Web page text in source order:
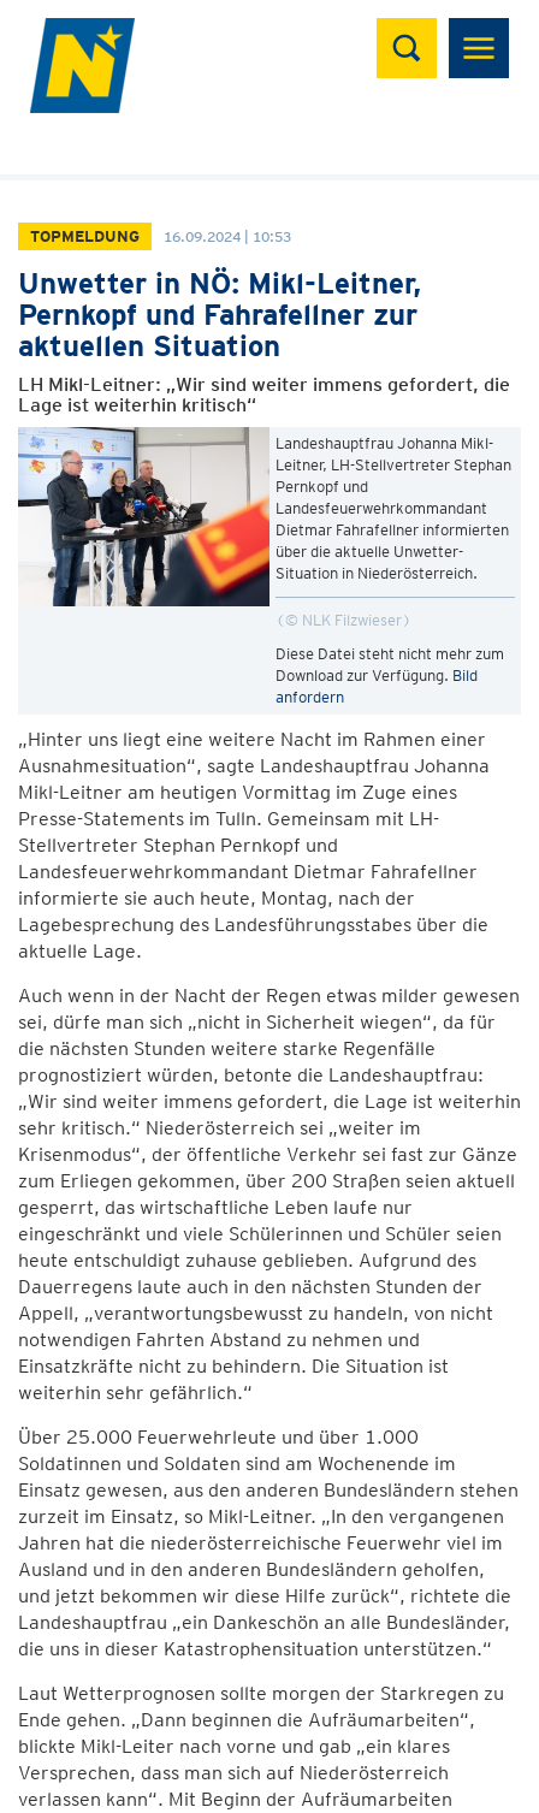
Suchen
TOPMELDUNG 16.09.2024 | 10:53
Unwetter in NÖ: Mikl-Leitner,
Pernkopf und Fahrafellner zur
aktuellen Situation
LH Mikl-Leitner: „Wir sind weiter immens gefordert, die
Lage ist weiterhin kritisch“
Landeshauptfrau Johanna Mikl-
Leitner, LH-Stellvertreter Stephan
Pernkopf und
Landesfeuerwehrkommandant
Dietmar Fahrafellner informierten
über die aktuelle Unwetter-
Situation in Niederösterreich.
© NLK Filzwieser
Diese Datei steht nicht mehr zum
Download zur Verfügung. Bild
anfordern
„Hinter uns liegt eine weitere Nacht im Rahmen einer
Ausnahmesituation“, sagte Landeshauptfrau Johanna
Mikl-Leitner am heutigen Vormittag im Zuge eines
Presse-Statements im Tulln. Gemeinsam mit LH-
Stellvertreter Stephan Pernkopf und
Landesfeuerwehrkommandant Dietmar Fahrafellner
informierte sie auch heute, Montag, nach der
Lagebesprechung des Landesführungsstabes über die
aktuelle Lage.
Auch wenn in der Nacht der Regen etwas milder gewesen
sei, dürfe man sich „nicht in Sicherheit wiegen“, da für
die nächsten Stunden weitere starke Regenfälle
prognostiziert würden, betonte die Landeshauptfrau:
„Wir sind weiter immens gefordert, die Lage ist weiterhin
sehr kritisch.“ Niederösterreich sei „weiter im
Krisenmodus“, der öffentliche Verkehr sei fast zur Gänze
zum Erliegen gekommen, über 200 Straßen seien aktuell
gesperrt, das wirtschaftliche Leben laufe nur
eingeschränkt und viele Schülerinnen und Schüler seien
heute entschuldigt zuhause geblieben. Aufgrund des
Dauerregens laute auch in den nächsten Stunden der
Appell, „verantwortungsbewusst zu handeln, von nicht
notwendigen Fahrten Abstand zu nehmen und
Einsatzkräfte nicht zu behindern. Die Situation ist
weiterhin sehr gefährlich.“
Über 25.000 Feuerwehrleute und über 1.000
Soldatinnen und Soldaten sind am Wochenende im
Einsatz gewesen, aus den anderen Bundesländern stehen
zurzeit im Einsatz, so Mikl-Leitner. „In den vergangenen
Jahren hat die niederösterreichische Feuerwehr viel im
Ausland und in den anderen Bundesländern geholfen,
und jetzt bekommen wir diese Hilfe zurück“, richtete die
Landeshauptfrau „ein Dankeschön an alle Bundesländer,
die uns in dieser Katastrophensituation unterstützen.“
Laut Wetterprognosen sollte morgen der Starkregen zu
Ende gehen. „Dann beginnen die Aufräumarbeiten“,
blickte Mikl-Leiter nach vorne und gab „ein klares
Versprechen, dass man sich auf Niederösterreich
verlassen kann“. Mit Beginn der Aufräumarbeiten